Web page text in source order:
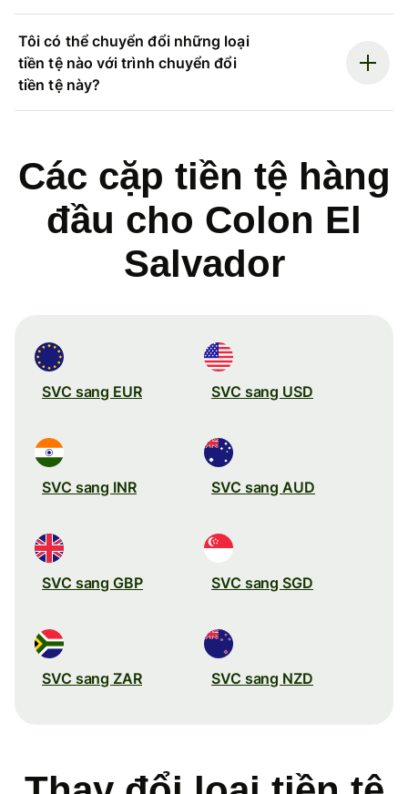
Tôi có thể chuyển đổi những loại
tiền tệ nào với trình chuyển đổi
tiền tệ này?
Các cặp tiền tệ hàng
đầu cho Colon El
Salvador
SVC sang EUR SVC sang USD
SVC sang INR SVC sang AUD
SVC sang GBP SVC sang SGD
SVC sang ZAR SVC sang NZD